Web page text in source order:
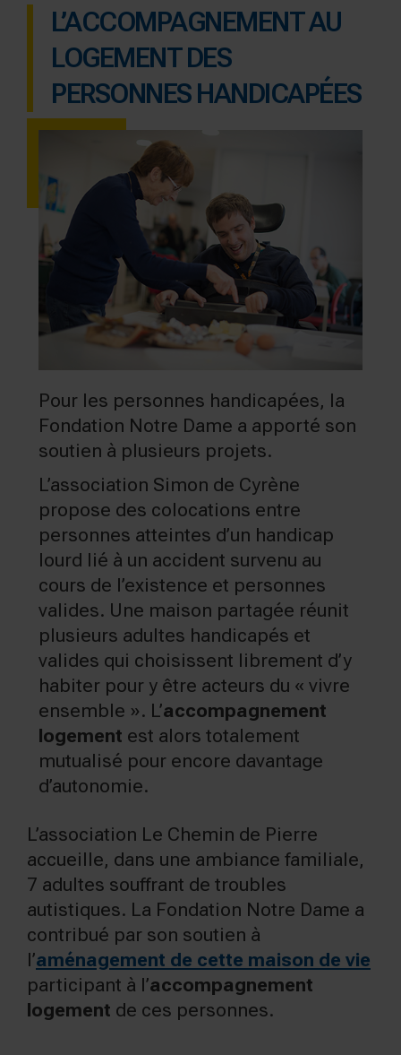
L’ACCOMPAGNEMENT AU
LOGEMENT DES
PERSONNES HANDICAPÉES
Pour les personnes handicapées, la
Fondation Notre Dame a apporté son
soutien à plusieurs projets.
L’association Simon de Cyrène
propose des colocations entre
personnes atteintes d’un handicap
lourd lié à un accident survenu au
cours de l’existence et personnes
valides. Une maison partagée réunit
plusieurs adultes handicapés et
valides qui choisissent librement d’y
habiter pour y être acteurs du « vivre
ensemble ». L’accompagnement
logement est alors totalement
mutualisé pour encore davantage
d’autonomie.
L’association Le Chemin de Pierre
accueille, dans une ambiance familiale,
7 adultes souffrant de troubles
autistiques. La Fondation Notre Dame a
contribué par son soutien à
l’aménagement de cette maison de vie
participant à l’accompagnement
logement de ces personnes.